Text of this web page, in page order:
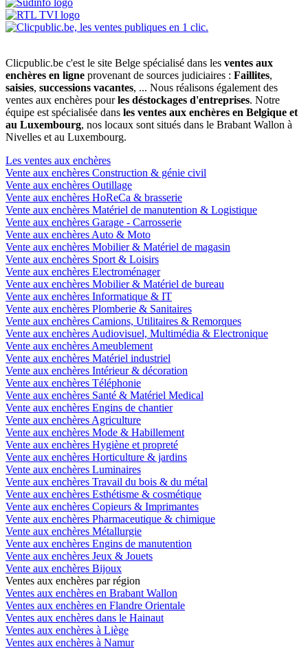
Clicpublic.be c'est le site Belge spécialisé dans les ventes aux
enchères en ligne provenant de sources judiciaires : Faillites,
saisies, successions vacantes, ... Nous réalisons également des
ventes aux enchères pourles déstockages d'entreprises. Notre
équipe est spécialisée dans les ventes aux enchères en Belgique et
au Luxembourg, nos locaux sont situés dans le Brabant Wallon à
Nivelles et au Luxembourg.
Les ventes aux enchères
Vente aux enchères Construction & génie civil
Vente aux enchères Outillage
Vente aux enchères HoReCa & brasserie
Vente aux enchères Matériel de manutention & Logistique
Vente aux enchères Garage - Carrosserie
Vente aux enchères Auto & Moto
Vente aux enchères Mobilier & Matériel de magasin
Vente aux enchères Sport & Loisirs
Vente aux enchères Electroménager
Vente aux enchères Mobilier & Matériel de bureau
Vente aux enchères Informatique & IT
Vente aux enchères Plomberie & Sanitaires
Vente aux enchères Camions, Utilitaires & Remorques
Vente aux enchères Audiovisuel, Multimédia & Electronique
Vente aux enchères Ameublement
Vente aux enchères Matériel industriel
Vente aux enchères Intérieur & décoration
Vente aux enchères Téléphonie
Vente aux enchères Santé & Matériel Medical
Vente aux enchères Engins de chantier
Vente aux enchères Agriculture
Vente aux enchères Mode & Habillement
Vente aux enchères Hygiène et propreté
Vente aux enchères Horticulture & jardins
Vente aux enchères Luminaires
Vente aux enchères Travail du bois & du métal
Vente aux enchères Esthétisme & cosmétique
Vente aux enchères Copieurs & Imprimantes
Vente aux enchères Pharmaceutique & chimique
Vente aux enchères Métallurgie
Vente aux enchères Engins de manutention
Vente aux enchères Jeux & Jouets
Vente aux enchères Bijoux
Ventes aux enchères par région
Ventes aux enchères en Brabant Wallon
Ventes aux enchères en Flandre Orientale
Ventes aux enchères dans le Hainaut
Ventes aux enchères à Liège
Ventes aux enchères à Namur